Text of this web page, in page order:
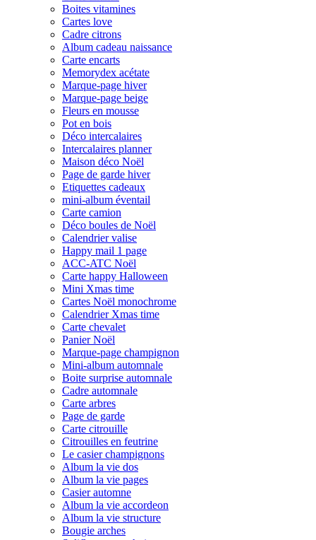
Boites vitamines
Cartes love
Cadre citrons
Album cadeau naissance
Carte encarts
Memorydex acétate
Marque-page hiver
Marque-page beige
Fleurs en mousse
Pot en bois
Déco intercalaires
Intercalaires planner
Maison déco Noël
Page de garde hiver
Etiquettes cadeaux
mini-album éventail
Carte camion
Déco boules de Noël
Calendrier valise
Happy mail 1 page
ACC-ATC Noël
Carte happy Halloween
Mini Xmas time
Cartes Noël monochrome
Calendrier Xmas time
Carte chevalet
Panier Noël
Marque-page champignon
Mini-album automnale
Boite surprise automnale
Cadre automnale
Carte arbres
Page de garde
Carte citrouille
Citrouilles en feutrine
Le casier champignons
Album la vie dos
Album la vie pages
Casier automne
Album la vie accordeon
Album la vie structure
Bougie arches